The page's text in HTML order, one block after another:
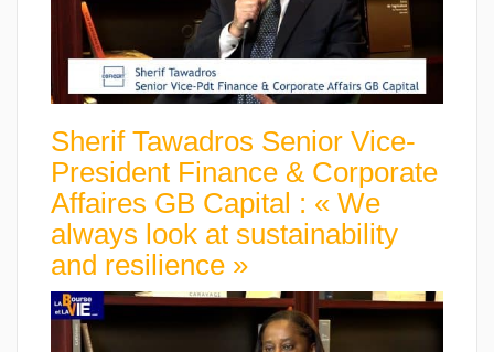
Sherif Tawadros Senior Vice-
President Finance & Corporate
Affaires GB Capital : « We
always look at sustainability
and resilience »